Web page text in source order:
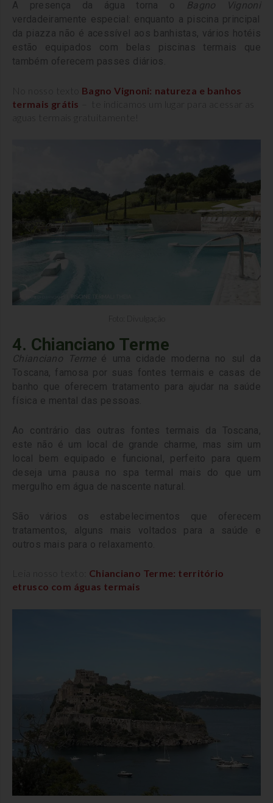
A presença da água torna o
Bagno Vignoni
verdadeiramente especial: enquanto a piscina principal
da piazza não é acessível aos banhistas, vários hotéis
estão equipados com belas piscinas termais que
também oferecem passes diários.
Bagno Vignoni: natureza e banhos
termais grátis – te indicamos um lugar para acessar as
aguas termais gratuitamente!
4. Chianciano Terme
Chianciano Termeé uma cidade moderna no sul da
Toscana, famosa por suas fontes termais e casas de
banho que oferecem tratamento para ajudar na saúde
física e mental das pessoas.
Ao contrário das outras fontes termais da Toscana,
este não é um local de grande charme, mas sim um
local bem equipado e funcional, perfeito para quem
deseja uma pausa no spa termal mais do que um
mergulho em água de nascente natural.
São vários os estabelecimentos que oferecem
tratamentos, alguns mais voltados para a saúde e
outros mais para o relaxamento.
Chianciano Terme: território
etrusco com águas termais